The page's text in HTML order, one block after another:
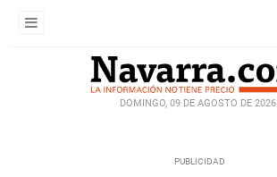
DOMINGO, 09 DE AGOSTO DE 2026